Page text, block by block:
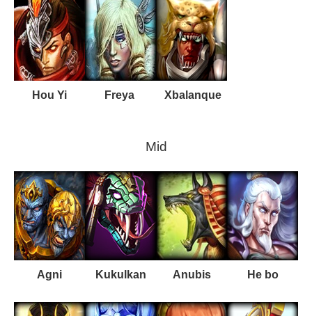
Hou Yi Freya Xbalanque
Mid
Agni Kukulkan Anubis He bo